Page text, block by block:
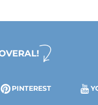
PINTEREST